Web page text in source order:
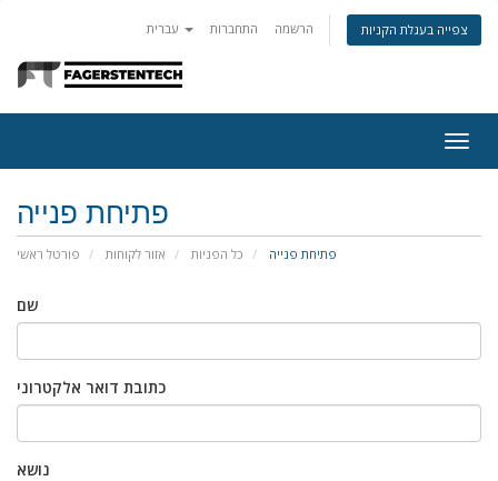
התחברות הרשמה צפייה בעגלת הקניות
פתיחת פנייה
פורטל ראשי אזור לקוחות כל הפניות פתיחת פנייה
שם
כתובת דואר אלקטרוני
נושא